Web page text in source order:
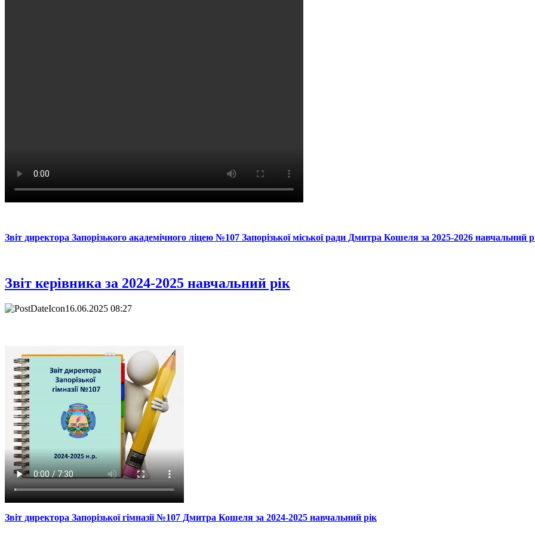
Звіт директора Запорізького академічного ліцею №107 Запорізької міської ради Дмитра Кошеля за 2025-2026 навчальний
Звіт керівника за 2024-2025 навчальний рік
16.06.2025 08:27
Звіт директора Запорізької гімназії №107 Дмитра Кошеля за 2024-2025 навчальний рік